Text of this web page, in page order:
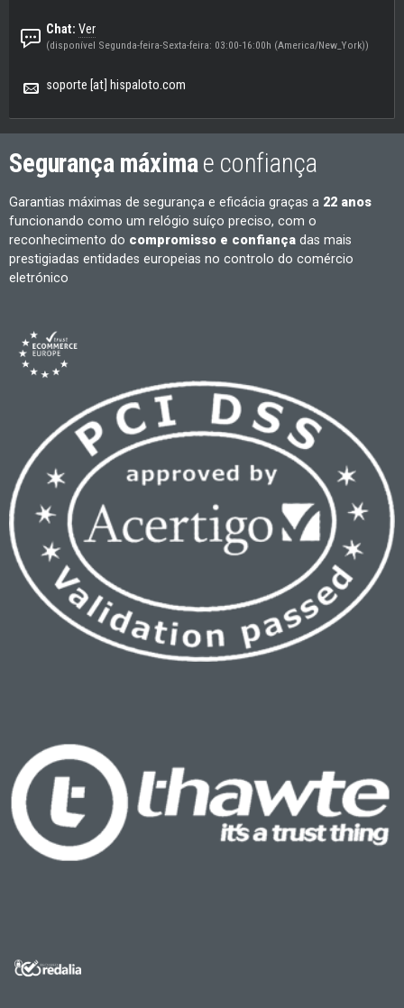
Chat: Ver
(disponível Segunda-feira-Sexta-feira: 03:00-16:00h (America/New_York))
soporte [at] hispaloto.com
Segurança máximae confiança
Garantias máximas de segurança e eficácia graças a 22 anos
funcionando como um relógio suíço preciso, com o
reconhecimento do compromisso e confiança das mais
prestigiadas entidades europeias no controlo do comércio
eletrónico